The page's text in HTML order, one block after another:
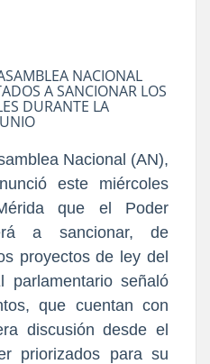
NACIONAL
A SANCIONAR LOS
DURANTE LA
Nacional (AN),
este miércoles
que el Poder
a sancionar, de
proyectos de ley del
señaló
que cuentan con
discusión desde el
priorizados para su